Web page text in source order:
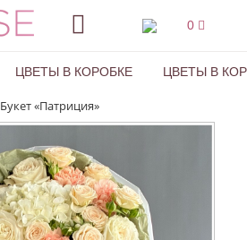
0
ЦВЕТЫ В КОРОБКЕ ЦВЕТЫ В
Букет «Патриция»